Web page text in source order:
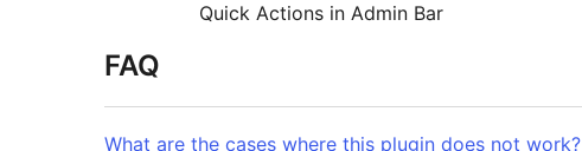
Quick Actions in Admin Bar
FAQ
What are the cases where this plugin does not work?